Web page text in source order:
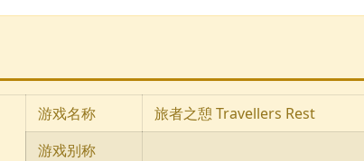
游戏名称
旅者之憩 Travellers Rest
游戏别称